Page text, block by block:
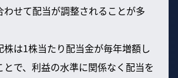
わせて配当が調整されることが多
株は1株当たり配当金が毎年増額し
とで、利益の水準に関係なく配当を